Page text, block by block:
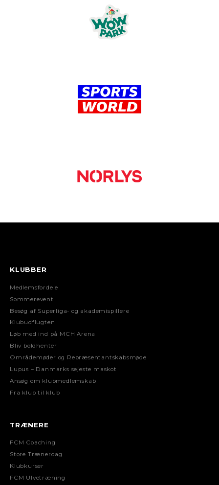
KLUBBER
Medlemsfordele
Sommerevent
Besøg af Superliga- og akademispillere
Klubudflugten
Løb med ind på MCH Arena
Bliv boldhenter
Områdemøder og Repræsentantskabsmøde
Lupus – Danmarks sejeste maskot
Ansøg om klubmedlemskab
Fra klub til klub
TRÆNERE
FCM Coaching
Store Trænerdag
Klubkurser
FCM Ulvetræning